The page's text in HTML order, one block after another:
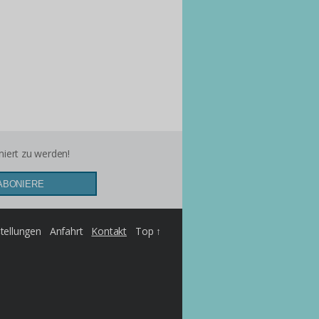
zu werden!
Top ↑
Anfahrt Kontakt